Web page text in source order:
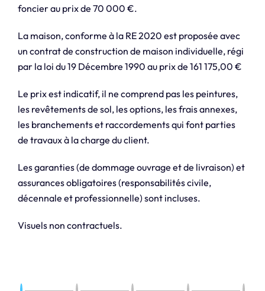
foncier au prix de 70 000 €.
La maison, conforme à la RE 2020 est proposée avec
un contrat de construction de maison individuelle, régi
par la loi du 19 Décembre 1990 au prix de 161 175,00 €
Le prix est indicatif, il ne comprend pas les peintures,
les revêtements de sol, les options, les frais annexes,
les branchements et raccordements qui font parties
de travaux à la charge du client.
Les garanties (de dommage ouvrage et de livraison) et
assurances obligatoires (responsabilités civile,
décennale et professionnelle) sont incluses.
Visuels non contractuels.